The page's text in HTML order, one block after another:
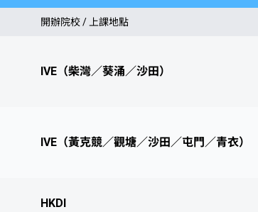
開辦院校 / 上課地點
IVE（柴灣／葵涌／沙田）
IVE（黃克競／觀塘／沙田／屯門／青衣）
HKDI